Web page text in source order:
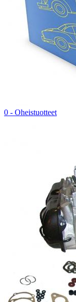
0 - Oheistuotteet